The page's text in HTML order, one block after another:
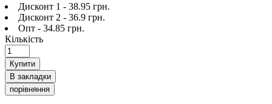
Дисконт 1 - 38.95 грн.
Дисконт 2 - 36.9 грн.
Опт - 34.85 грн.
Кількість
Купити
В закладки
порівняння